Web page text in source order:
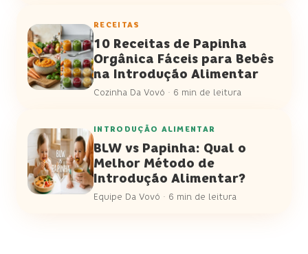
RECEITAS
10 Receitas de Papinha
Orgânica Fáceis para Bebês
na Introdução Alimentar
Cozinha Da Vovó · 6 min de leitura
INTRODUÇÃO ALIMENTAR
BLW vs Papinha: Qual o
Melhor Método de
Introdução Alimentar?
Equipe Da Vovó · 6 min de leitura